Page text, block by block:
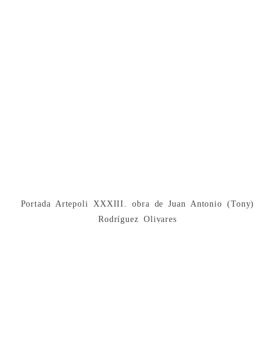
Portada Artepoli XXXIII. obra de Juan Antonio (Tony)
Rodríguez Olivares